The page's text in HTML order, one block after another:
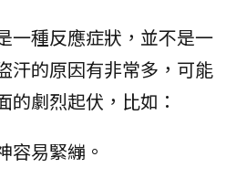
一種反應症狀，並不是一
汗的原因有非常多，可能
的劇烈起伏，比如：
易緊繃。